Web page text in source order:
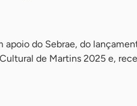
apoio do Sebrae, do
de Martins 2025 e,